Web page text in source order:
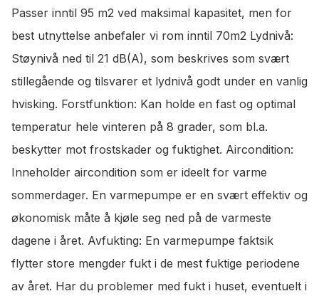
Passer inntil 95 m2 ved maksimal kapasitet, men for
best utnyttelse anbefaler vi rom inntil 70m2 Lydnivå:
Støynivå ned til 21 dB(A), som beskrives som svært
stillegående og tilsvarer et lydnivå godt under en vanlig
hvisking. Forstfunktion: Kan holde en fast og optimal
temperatur hele vinteren på 8 grader, som bl.a.
beskytter mot frostskader og fuktighet. Aircondition:
Inneholder aircondition som er ideelt for varme
sommerdager. En varmepumpe er en svært effektiv og
økonomisk måte å kjøle seg ned på de varmeste
dagene i året. Avfukting: En varmepumpe faktsik
flytter store mengder fukt i de mest fuktige periodene
av året. Har du problemer med fukt i huset, eventuelt i